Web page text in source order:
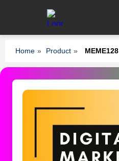
Home » Product » MEME128